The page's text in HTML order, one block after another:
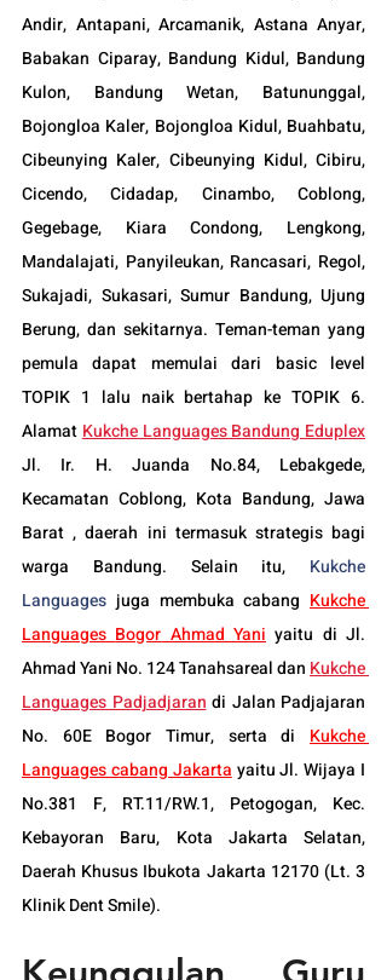
Andir, Antapani, Arcamanik, Astana Anyar,
Babakan Ciparay, Bandung Kidul, Bandung
Kulon, Bandung Wetan, Batununggal,
Bojongloa Kaler, Bojongloa Kidul, Buahbatu,
Cibeunying Kaler, Cibeunying Kidul, Cibiru,
Cicendo, Cidadap, Cinambo, Coblong,
Gegebage, Kiara Condong, Lengkong,
Mandalajati, Panyileukan, Rancasari, Regol,
Sukajadi, Sukasari, Sumur Bandung, Ujung
Berung, dan sekitarnya. Teman-teman yang
pemula dapat memulai dari basic level
TOPIK 1 lalu naik bertahap ke TOPIK 6.
Alamat Kukche Languages Bandung Eduplex
Jl. Ir. H. Juanda No.84, Lebakgede,
Kecamatan Coblong, Kota Bandung, Jawa
Barat , daerah ini termasuk strategis bagi
warga Bandung. Selain itu, Kukche
Languages juga membuka cabang Kukche
Languages Bogor Ahmad Yani yaitu di Jl.
Ahmad Yani No. 124 Tanahsareal dan Kukche
Languages Padjadjaran di Jalan Padjajaran
No. 60E Bogor Timur, serta di Kukche
Languages cabang Jakarta yaitu Jl. Wijaya I
No.381 F, RT.11/RW.1, Petogogan, Kec.
Kebayoran Baru, Kota Jakarta Selatan,
Daerah Khusus Ibukota Jakarta 12170 (Lt. 3
Klinik Dent Smile).